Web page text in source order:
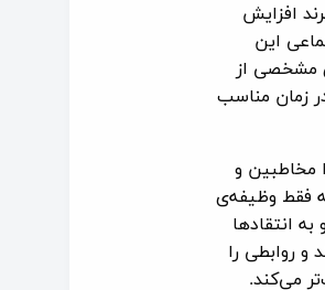
افزایش
این
مشخصی از
زمان مناسب
مخاطبین و
فقط وظیفه‌ی
انتقادها
روابطی را
می‌کند.